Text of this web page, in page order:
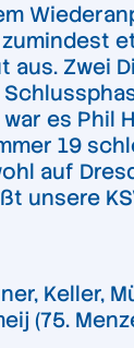
Zwei
es Phil
19
auf
unsere
Keller,
(75.